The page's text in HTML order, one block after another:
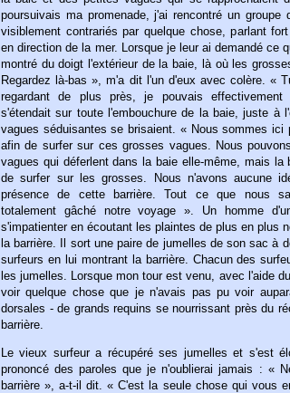
poursuivais ma promenade, j'ai rencontré un groupe
visiblement contrariés par quelque chose, parlant
en direction de la mer. Lorsque je leur ai demandé ce
montré du doigt l'extérieur de la baie, là où les
Regardez là-bas », m'a dit l'un d'eux avec colère. «
regardant de plus près, je pouvais
s'étendait sur toute l'embouchure de la baie, juste à
vagues séduisantes se brisaient. « Nous sommes ici
afin de surfer sur ces grosses vagues. Nous
vagues qui déferlent dans la baie elle-même, mais la
de surfer sur les grosses. Nous n'avons aucune
présence de cette barrière. Tout ce que nous
totalement gâché notre voyage ». Un homme
s'impatienter en écoutant les plaintes de plus en plus
la barrière. Il sort une paire de jumelles de son sac à
surfeurs en lui montrant la barrière. Chacun des
les jumelles. Lorsque mon tour est venu, avec l'aide
voir quelque chose que je n'avais pas pu voir
dorsales - de grands requins se nourrissant près du
barrière.
Le vieux surfeur a récupéré ses jumelles et s'est
prononcé des paroles que je n'oublierai jamais : «
barrière », a-t-il dit. « C'est la seule chose qui vous